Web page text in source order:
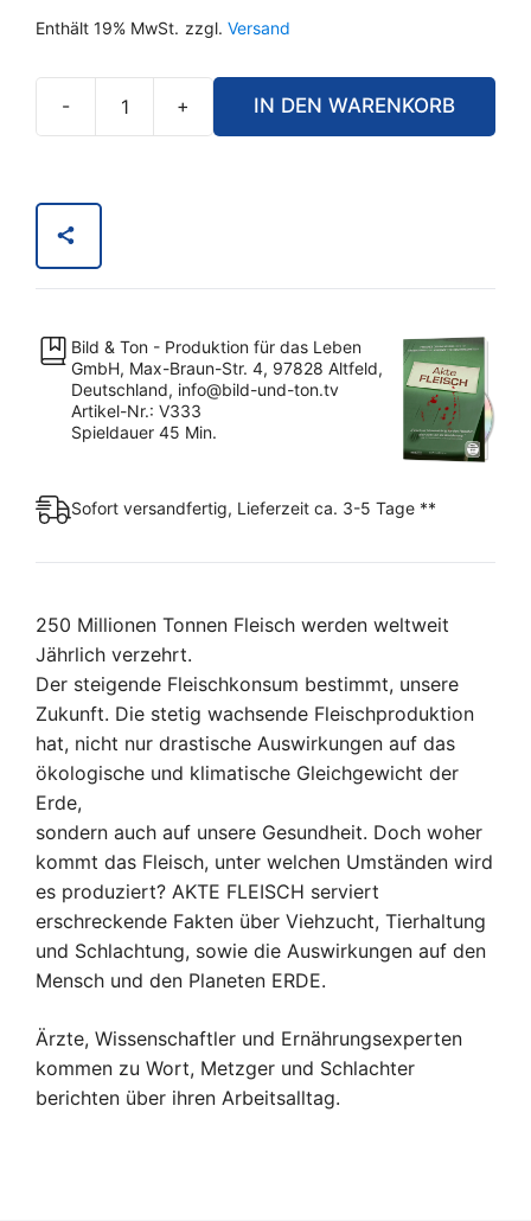
Enthält 19% MwSt. zzgl. Versand
- + IN DEN WARENKORB
Bild & Ton - Produktion für das Leben
GmbH, Max-Braun-Str. 4, 97828 Altfeld,
Deutschland, info@bild-und-ton.tv
Artikel-Nr.: V333
Spieldauer 45 Min.
Sofort versandfertig, Lieferzeit ca. 3-5 Tage **
250 Millionen Tonnen Fleisch werden weltweit
Jährlich verzehrt.
Der steigende Fleischkonsum bestimmt, unsere
Zukunft. Die stetig wachsende Fleischproduktion
hat, nicht nur drastische Auswirkungen auf das
ökologische und klimatische Gleichgewicht der
Erde,
sondern auch auf unsere Gesundheit. Doch woher
kommt das Fleisch, unter welchen Umständen wird
es produziert? AKTE FLEISCH serviert
erschreckende Fakten über Viehzucht, Tierhaltung
und Schlachtung, sowie die Auswirkungen auf den
Mensch und den Planeten ERDE.
Ärzte, Wissenschaftler und Ernährungsexperten
kommen zu Wort, Metzger und Schlachter
berichten über ihren Arbeitsalltag.